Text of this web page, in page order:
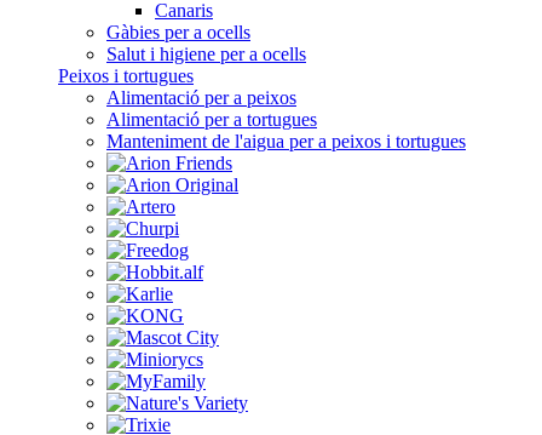
Canaris
Gàbies per a ocells
Salut i higiene per a ocells
Peixos i tortugues
Alimentació per a peixos
Alimentació per a tortugues
Manteniment de l'aigua per a peixos i tortugues